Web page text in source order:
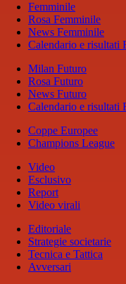
Femminile
Rosa Femminile
News Femminile
Calendario e risultati
Milan Futuro
Rosa Futuro
News Futuro
Calendario e risultati
Coppe Europee
Champions League
Video
Esclusivo
Report
Video virali
Editoriale
Strategie societarie
Tecnica e Tattica
Avversari